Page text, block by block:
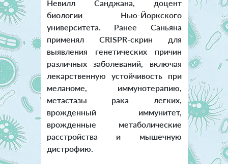
Невилл Санджана, доцент
биологии Нью-Йоркского
университета. Ранее Саньяна
применял CRISPR-скрин для
выявления генетических причин
различных заболеваний, включая
лекарственную устойчивость при
меланоме, иммунотерапию,
метастазы рака легких,
врожденный иммунитет,
врожденные метаболические
расстройства и мышечную
дистрофию.